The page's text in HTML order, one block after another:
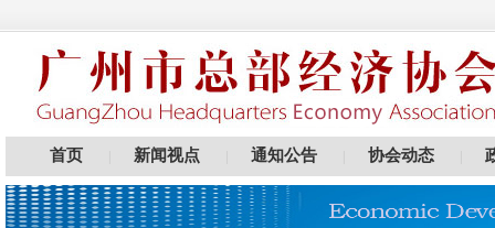
首页 新闻视点 通知公告 协会动态